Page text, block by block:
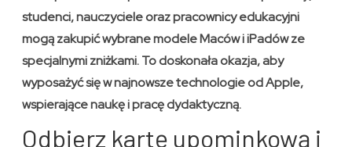
studenci, nauczyciele oraz pracownicy edukacyjni
mogą zakupić wybrane modele Maców i iPadów ze
specjalnymi zniżkami. To doskonała okazja, aby
wyposażyć się w najnowsze technologie od Apple,
wspierające naukę i pracę dydaktyczną.
Odbierz kartę upominkową i